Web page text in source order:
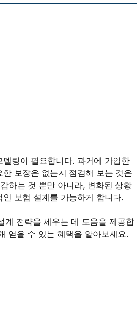
델링이 필요합니다. 과거에 가입한
보장은 없는지 점검해 보는 것은
하는 것 뿐만 아니라, 변화된 상황
보험 설계를 가능하게 합니다.
계 전략을 세우는 데 도움을 제공합
얻을 수 있는 혜택을 알아보세요.